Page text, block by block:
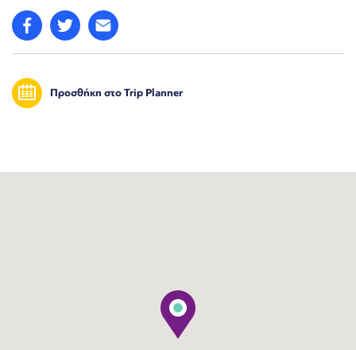
Προσθήκη στο Trip Planner